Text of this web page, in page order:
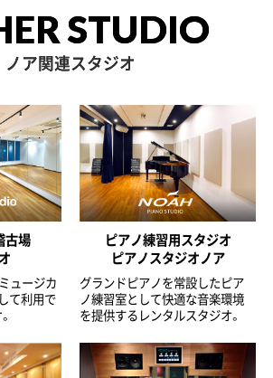
STUDIO
ノア関連スタジオ
古場
ュージカ
て利用で
ピアノ練習用スタジオ
ピアノスタジオノア
グランドピアノを常設したピア
ノ練習室として快適な音楽環境
を提供するレンタルスタジオ。